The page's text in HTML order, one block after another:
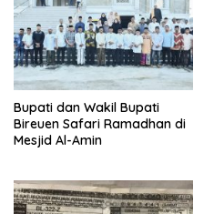
Bupati dan Wakil Bupati
Bireuen Safari Ramadhan di
Mesjid Al-Amin